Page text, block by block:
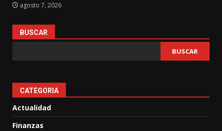
agosto 7, 2026
BUSCAR
BUSCAR
CATEGORIA
Actualidad
Finanzas